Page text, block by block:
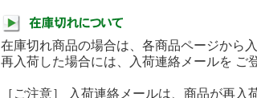
在庫切れ商品の場合は、各商品ページから
再入荷した場合には、入荷連絡メールを ご
［ご注意］ 入荷連絡メールは、商品が再